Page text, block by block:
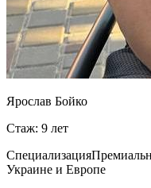
Ярослав Бойко
Стаж: 9 лет
Специализация
Украине и Европе